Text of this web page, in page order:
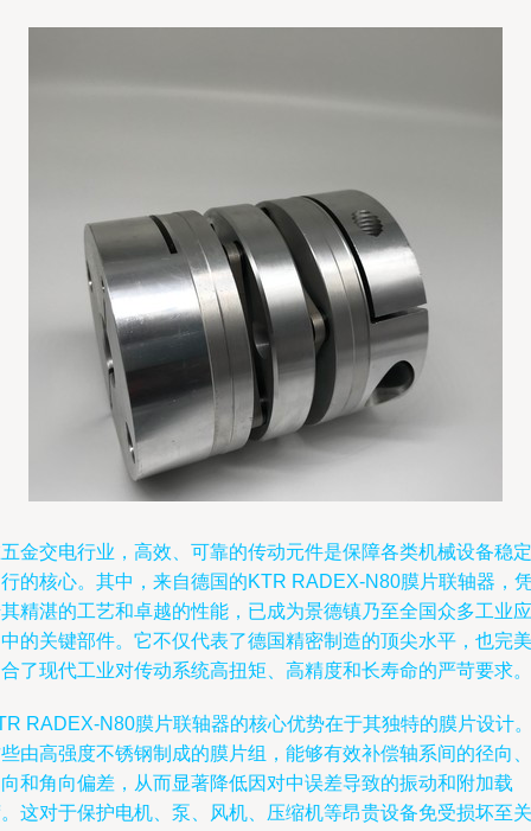
金交电行业，高效、可靠的传动元件是保障各类机械设备稳定
的核心。其中，来自德国的KTR RADEX-N80膜片联轴器，
精湛的工艺和卓越的性能，已成为景德镇乃至全国众多工业应
的关键部件。它不仅代表了德国精密制造的顶尖水平，也完美
了现代工业对传动系统高扭矩、高精度和长寿命的严苛要求。
RADEX-N80膜片联轴器的核心优势在于其独特的膜片设计
由高强度不锈钢制成的膜片组，能够有效补偿轴系间的径向、
和角向偏差，从而显著降低因对中误差导致的振动和附加载
这对于保护电机、泵、风机、压缩机等昂贵设备免受损坏至关